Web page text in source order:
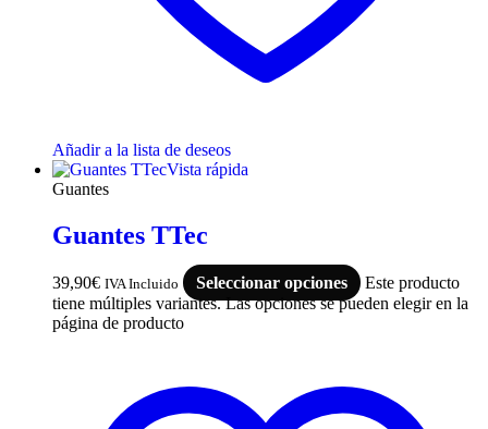
Añadir a la lista de deseos
Vista rápida
Guantes
Guantes TTec
39,90€ IVA Incluido Seleccionar opciones
Este producto
tiene múltiples variantes. Las opciones se pueden elegir en la
página de producto